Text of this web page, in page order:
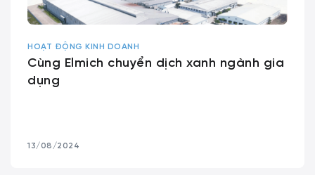
HOẠT ĐỘNG KINH DOANH
Cùng Elmich chuyển dịch xanh ngành gia
dụng
13/08/2024